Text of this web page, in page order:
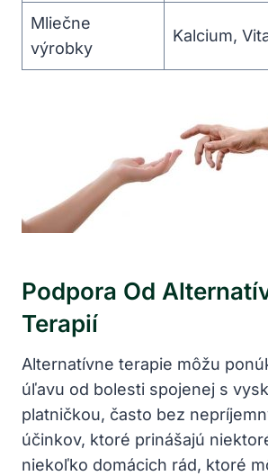
Mliečne
výrobky
Kalcium,
Podpora Od
Terapií
Alternatívne terapie​ môžu
úľavu od bolesti ⁤spojenej ⁢s
platničkou, často ‌bez
účinkov, ktoré prinášajú
niekoľko​ domácich rád,​ ktoré